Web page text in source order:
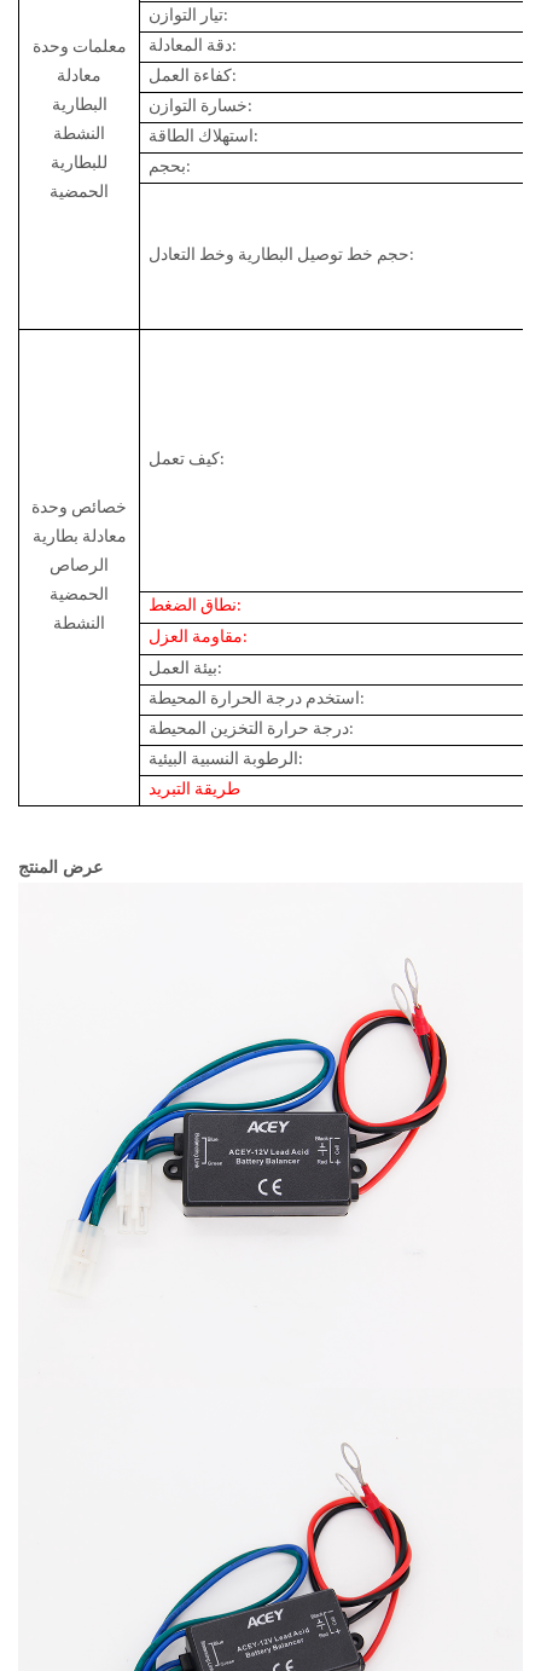
معلمات وحدة
معادلة
البطارية
النشطة
للبطارية
الحمضية
تيار التوازن:
دقة المعادلة:
كفاءة العمل:
خسارة التوازن:
استهلاك الطاقة:
بحجم:
حجم خط توصيل البطارية وخط التعادل:
خصائص وحدة
معادلة بطارية
الرصاص
الحمضية
النشطة
كيف تعمل:
نطاق الضغط:
مقاومة العزل:
بيئة العمل:
استخدم درجة الحرارة المحيطة:
درجة حرارة التخزين المحيطة:
الرطوبة النسبية البيئية:
طريقة التبريد
عرض المنتج